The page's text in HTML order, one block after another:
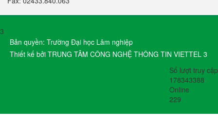
3
Bản quyền: Trường Đại học Lâm nghiệp
Thiết kế bởi TRUNG TÂM CÔNG NGHỆ THÔNG TIN VIETTEL 3
Số lượt truy cập
178343388
Online
229